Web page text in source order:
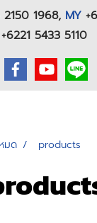
2150 1968, MY
+6221 5433 5110
มด products